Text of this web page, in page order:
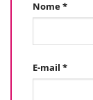
Nome*
E-mail *